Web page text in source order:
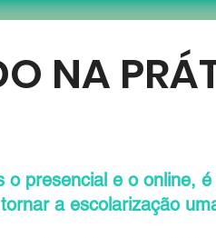
NA
o presencial e o online,
a escolarização